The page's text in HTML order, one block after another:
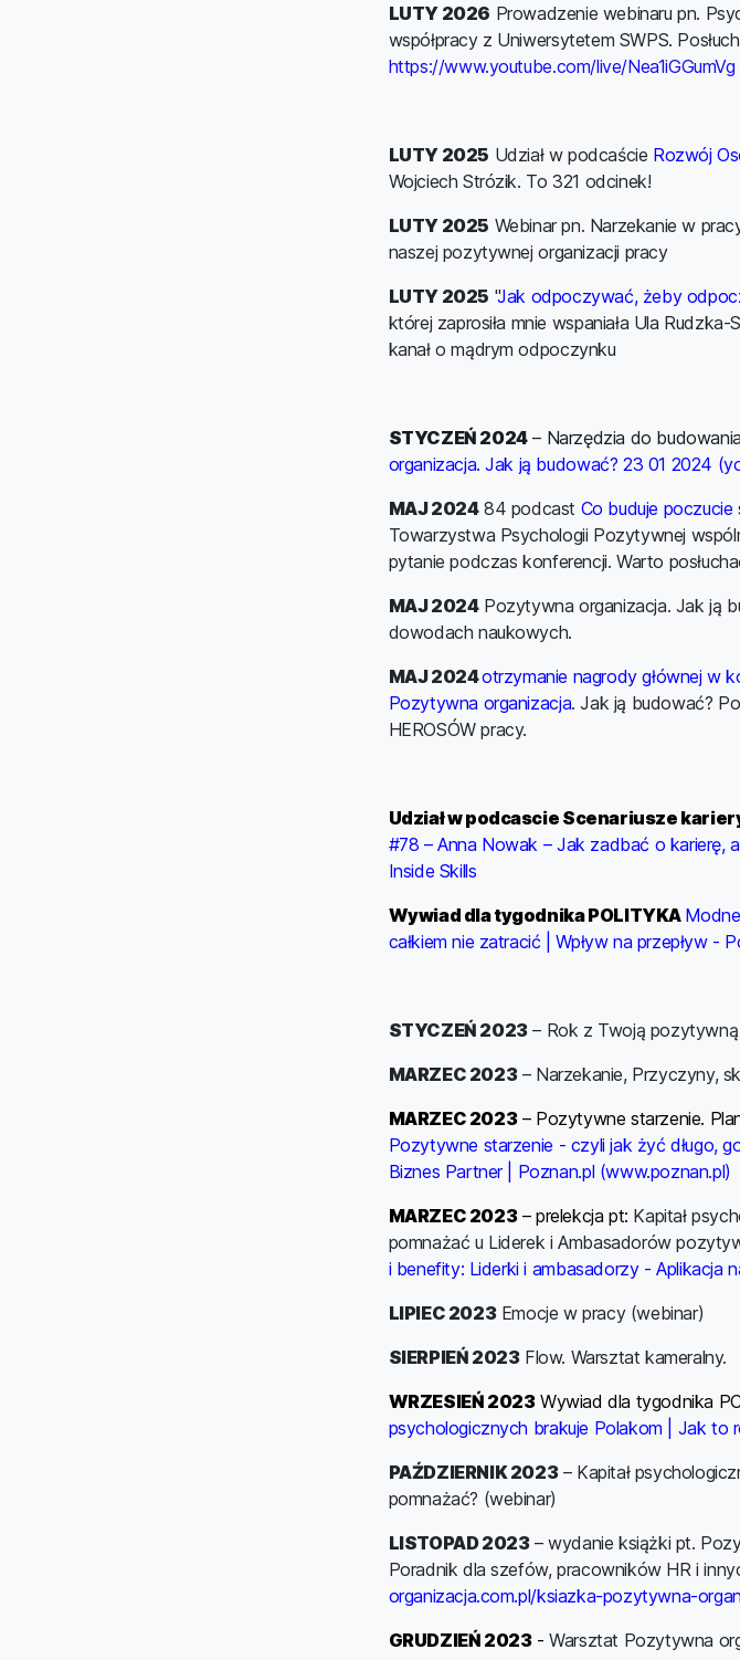
LUTY 2026 Prowadzenie webinaru pn.
współpracy z Uniwersytetem SWPS.
https://www.youtube.com/live/Nea1iGGumVg
LUTY 2025 Udział w podcaście Rozwój
Wojciech Strózik. To 321 odcinek!
LUTY 2025 Webinar pn. Narzekanie w
naszej pozytywnej organizacji pracy
LUTY 2025 "Jak odpoczywać, żeby
której zaprosiła mnie wspaniała Ula
kanał o mądrym odpoczynku
STYCZEŃ 2024– Narzędzia do
organizacja. Jak ją budować? 23 01 2024
MAJ 202484 podcast Co buduje poczucie
Towarzystwa Psychologii Pozytywnej
pytanie podczas konferencji. Warto
MAJ 2024Pozytywna organizacja. Jak ją
dowodach naukowych.
MAJ 2024otrzymanie nagrody głównej w
Pozytywna organizacja. Jak ją budować?
HEROSÓW pracy.
Udział w podcascie Scenariusze
#78 – Anna Nowak – Jak zadbać o karierę,
Inside Skills
Wywiad dla tygodnika POLITYKA
całkiem nie zatracić | Wpływ na przepływ -
STYCZEŃ 2023– Rok z Twoją pozytywną
MARZEC 2023– Narzekanie, Przyczyny,
MARZEC 2023– Pozytywne starzenie.
Pozytywne starzenie - czyli jak żyć długo,
Biznes Partner | Poznan.pl (www.poznan.pl)
MARZEC 2023– prelekcja pt: Kapitał
pomnażać u Liderek i Ambasadorów
i benefity: Liderki i ambasadorzy - Aplikacja
LIPIEC 2023Emocje w pracy (webinar)
SIERPIEŃ 2023Flow. Warsztat kameralny.
WRZESIEŃ 2023Wywiad dla tygodnika
psychologicznych brakuje Polakom | Jak to
PAŹDZIERNIK 2023– Kapitał
pomnażać? (webinar)
LISTOPAD 2023– wydanie książki pt.
Poradnik dla szefów, pracowników HR i
organizacja.com.pl/ksiazka-pozytywna-
GRUDZIEŃ 2023-Warsztat Pozytywna